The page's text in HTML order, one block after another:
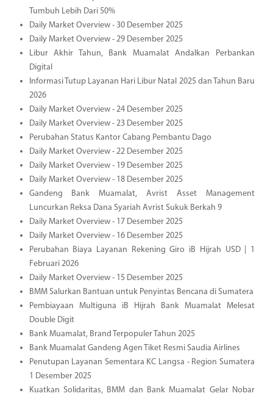
Tumbuh Lebih Dari 50%
Daily Market Overview - 30 Desember 2025
Daily Market Overview - 29 Desember 2025
Libur Akhir Tahun, Bank Muamalat Andalkan Perbankan
Digital
Informasi Tutup Layanan Hari Libur Natal 2025 dan Tahun Baru
2026
Daily Market Overview - 24 Desember 2025
Daily Market Overview - 23 Desember 2025
Perubahan Status Kantor Cabang Pembantu Dago
Daily Market Overview - 22 Desember 2025
Daily Market Overview - 19 Desember 2025
Daily Market Overview - 18 Desember 2025
Gandeng Bank Muamalat, Avrist Asset Management
Luncurkan Reksa Dana Syariah Avrist Sukuk Berkah 9
Daily Market Overview - 17 Desember 2025
Daily Market Overview - 16 Desember 2025
Perubahan Biaya Layanan Rekening Giro iB Hijrah USD | 1
Februari 2026
Daily Market Overview - 15 Desember 2025
BMM Salurkan Bantuan untuk Penyintas Bencana di Sumatera
Pembiayaan Multiguna iB Hijrah Bank Muamalat Melesat
Double Digit
Bank Muamalat, Brand Terpopuler Tahun 2025
Bank Muamalat Gandeng Agen Tiket Resmi Saudia Airlines
Penutupan Layanan Sementara KC Langsa - Region Sumatera
1 Desember 2025
Kuatkan Solidaritas, BMM dan Bank Muamalat Gelar Nobar